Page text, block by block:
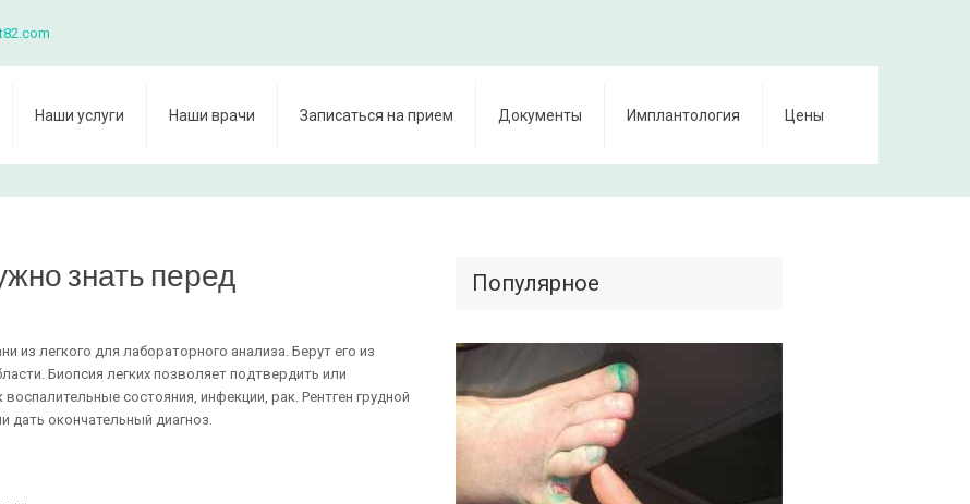
Наши услуги Наши врачи Записаться на прием Документы Имплантология Цены
знать перед
из легкого для лабораторного анализа. Берут его из
Биопсия легких позволяет подтвердить или
состояния, инфекции, рак. Рентген грудной
дать окончательный диагноз.
Популярное